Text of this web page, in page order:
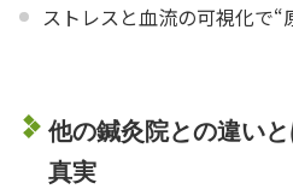
ストレスと血流の可視化で
他の鍼灸院との違い
真実